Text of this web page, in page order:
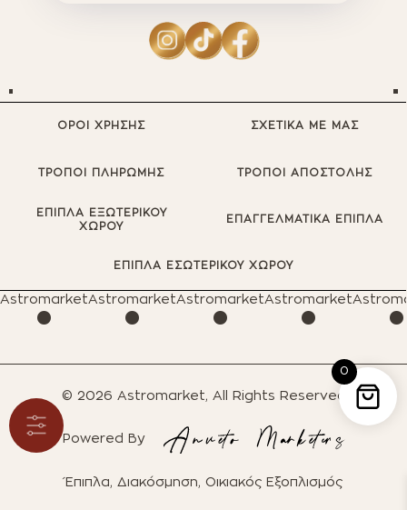
ΟΡΟΙ ΧΡΗΣΗΣ ΣΧΕΤΙΚΑ ΜΕ ΜΑΣ
ΤΡΟΠΟΙ ΠΛΗΡΩΜΗΣ ΤΡΟΠΟΙ ΑΠΟΣΤΟΛΗΣ
ΕΠΙΠΛΑ ΕΞΩΤΕΡΙΚΟΥ
ΧΩΡΟΥ
ΕΠΑΓΓΕΛΜΑΤΙΚΑ ΕΠΙΠΛΑ
ΕΠΙΠΛΑ ΕΣΩΤΕΡΙΚΟΥ ΧΩΡΟΥ
Astromarket
· Astromarket
· Astromarket
· Astromarket
·
© 2026 Astromarket, All Rights Reserved
Powered By
Έπιπλα, Διακόσμηση, Οικιακός Εξοπλισμός
0